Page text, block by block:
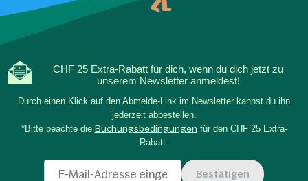
CHF 25 Extra-Rabatt für dich, wenn du dich jetzt zu
unserem Newsletter anmeldest!
Durch einen Klick auf den Abmelde-Link im Newsletter kannst du ihn
jederzeit abbestellen.
*Bitte beachte die Buchungsbedingungen für den CHF 25 Extra-
Rabatt.
Bestätigen